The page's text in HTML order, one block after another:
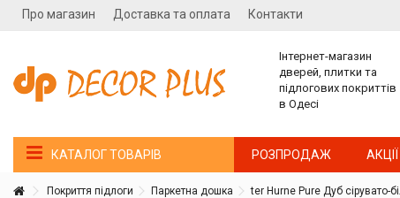
Про магазин Доставка та оплата Контакти
Інтернет-магазин
дверей, плитки та
підлогових покриттів
в Одесі
КАТАЛОГ ТОВАРІВ РОЗПРОДАЖ АКЦІЇ
Покриття підлоги Паркетна дошка ter Hurne Pure Дуб сірувато-